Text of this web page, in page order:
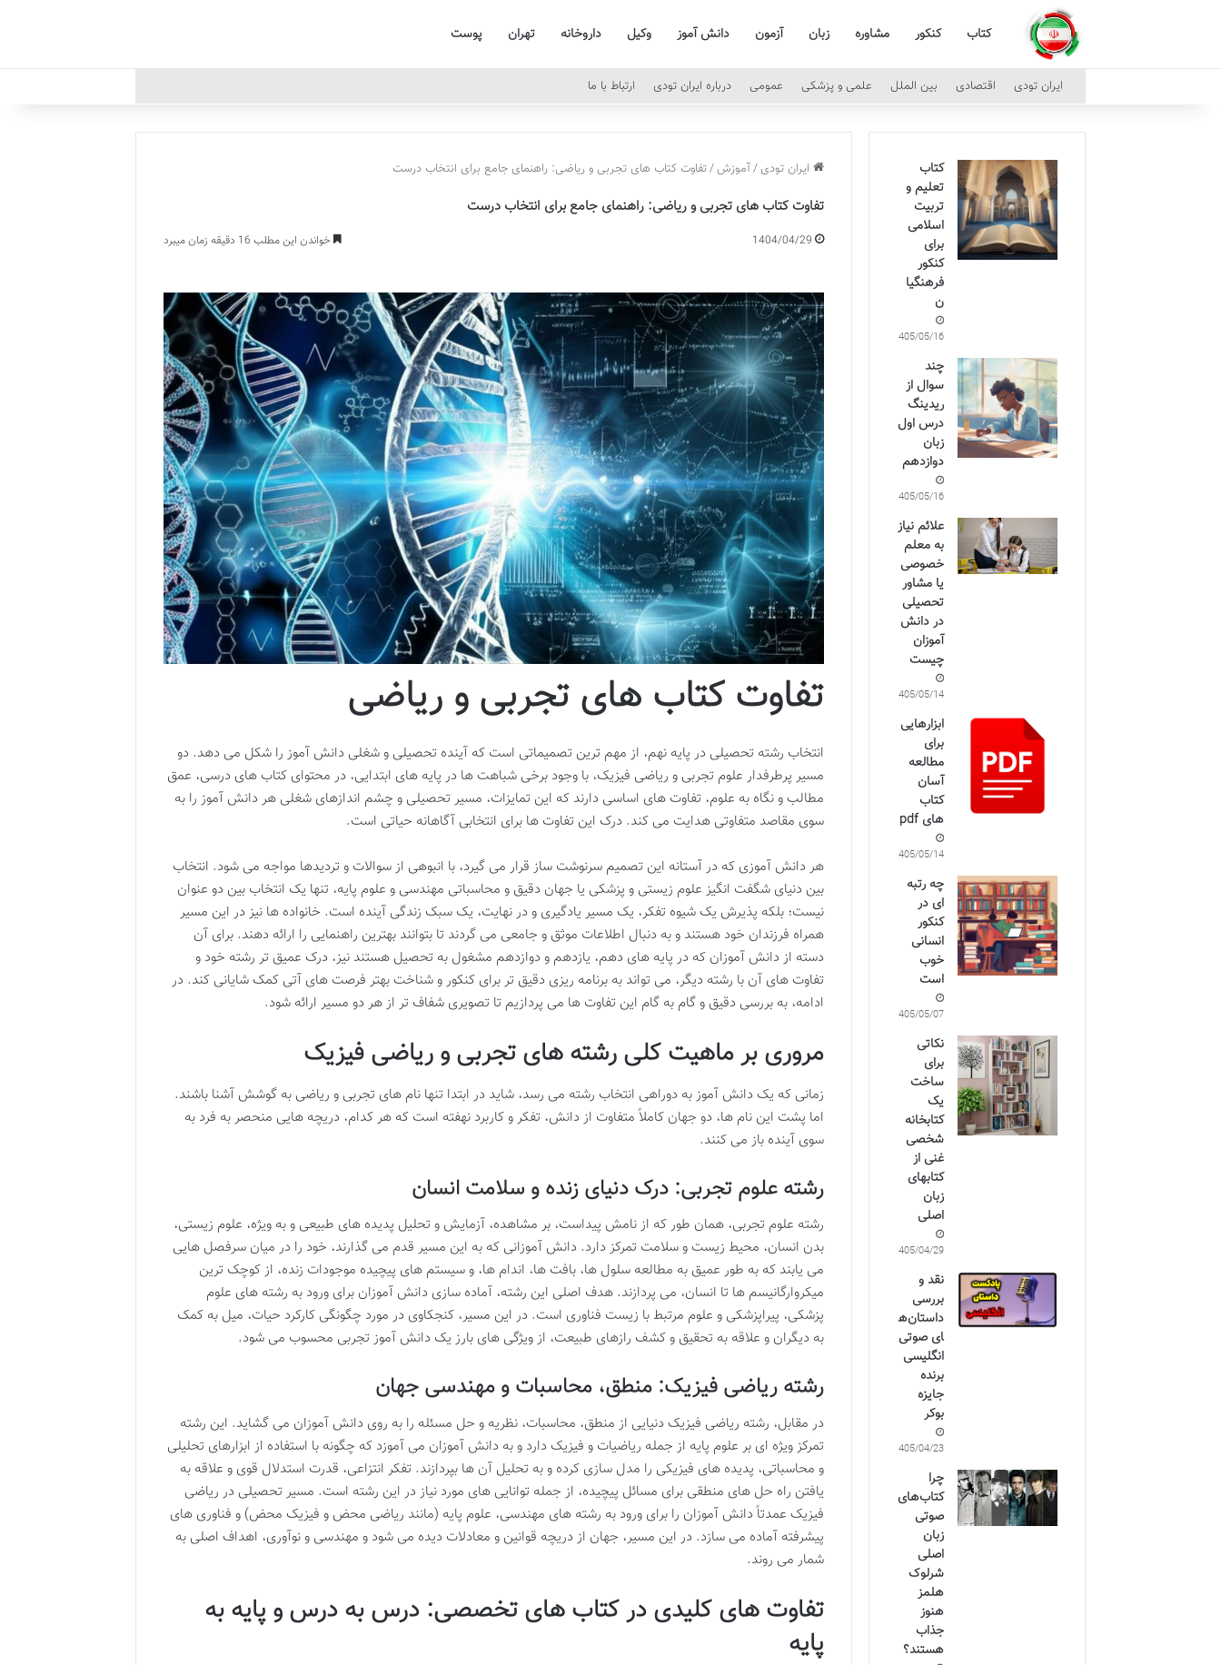
کتاب کنکور مشاوره زبان آزمون دانش آموز وکیل داروخانه تهران پوست
ایران تودی اقتصادی بین الملل علمی و پزشکی عمومی درباره ایران تودی ارتباط با ما
ایران تودی /آموزش /تفاوت کتاب های تجربی و ریاضی: راهنمای جامع برای انتخاب درست
تفاوت کتاب های تجربی و ریاضی: راهنمای جامع برای انتخاب درست
1404/04/29 خواندن این مطلب 16 دقیقه زمان میبرد
تفاوت کتاب های تجربی و ریاضی
انتخاب رشته تحصیلی در پایه نهم، از مهم ترین تصمیماتی است که آینده تحصیلی و شغلی دانش آموز را شکل می دهد. دو
مسیر پرطرفدار علوم تجربی و ریاضی فیزیک، با وجود برخی شباهت ها در پایه های ابتدایی، در محتوای کتاب های درسی، عمق
مطالب و نگاه به علوم، تفاوت های اساسی دارند که این تمایزات، مسیر تحصیلی و چشم اندازهای شغلی هر دانش آموز را به
سوی مقاصد متفاوتی هدایت می کند. درک این تفاوت ها برای انتخابی آگاهانه حیاتی است.
هر دانش آموزی که در آستانه این تصمیم سرنوشت ساز قرار می گیرد، با انبوهی از سوالات و تردیدها مواجه می شود. انتخاب
بین دنیای شگفت انگیز علوم زیستی و پزشکی یا جهان دقیق و محاسباتی مهندسی و علوم پایه، تنها یک انتخاب بین دو عنوان
نیست؛ بلکه پذیرش یک شیوه تفکر، یک مسیر یادگیری و در نهایت، یک سبک زندگی آینده است. خانواده ها نیز در این مسیر
همراه فرزندان خود هستند و به دنبال اطلاعات موثق و جامعی می گردند تا بتوانند بهترین راهنمایی را ارائه دهند. برای آن
دسته از دانش آموزان که در پایه های دهم، یازدهم و دوازدهم مشغول به تحصیل هستند نیز، درک عمیق تر رشته خود و
تفاوت های آن با رشته دیگر، می تواند به برنامه ریزی دقیق تر برای کنکور و شناخت بهتر فرصت های آتی کمک شایانی کند. در
ادامه، به بررسی دقیق و گام به گام این تفاوت ها می پردازیم تا تصویری شفاف تر از هر دو مسیر ارائه شود.
مروری بر ماهیت کلی رشته های تجربی و ریاضی فیزیک
زمانی که یک دانش آموز به دوراهی انتخاب رشته می رسد، شاید در ابتدا تنها نام های تجربی و ریاضی به گوشش آشنا باشند.
اما پشت این نام ها، دو جهان کاملاً متفاوت از دانش، تفکر و کاربرد نهفته است که هر کدام، دریچه هایی منحصر به فرد به
سوی آینده باز می کنند.
رشته علوم تجربی: درک دنیای زنده و سلامت انسان
رشته علوم تجربی، همان طور که از نامش پیداست، بر مشاهده، آزمایش و تحلیل پدیده های طبیعی و به ویژه، علوم زیستی،
بدن انسان، محیط زیست و سلامت تمرکز دارد. دانش آموزانی که به این مسیر قدم می گذارند، خود را در میان سرفصل هایی
می یابند که به طور عمیق به مطالعه سلول ها، بافت ها، اندام ها، و سیستم های پیچیده موجودات زنده، از کوچک ترین
میکروارگانیسم ها تا انسان، می پردازند. هدف اصلی این رشته، آماده سازی دانش آموزان برای ورود به رشته های علوم
پزشکی، پیراپزشکی و علوم مرتبط با زیست فناوری است. در این مسیر، کنجکاوی در مورد چگونگی کارکرد حیات، میل به کمک
به دیگران و علاقه به تحقیق و کشف رازهای طبیعت، از ویژگی های بارز یک دانش آموز تجربی محسوب می شود.
رشته ریاضی فیزیک: منطق، محاسبات و مهندسی جهان
در مقابل، رشته ریاضی فیزیک دنیایی از منطق، محاسبات، نظریه و حل مسئله را به روی دانش آموزان می گشاید. این رشته
تمرکز ویژه ای بر علوم پایه از جمله ریاضیات و فیزیک دارد و به دانش آموزان می آموزد که چگونه با استفاده از ابزارهای تحلیلی
و محاسباتی، پدیده های فیزیکی را مدل سازی کرده و به تحلیل آن ها بپردازند. تفکر انتزاعی، قدرت استدلال قوی و علاقه به
یافتن راه حل های منطقی برای مسائل پیچیده، از جمله توانایی های مورد نیاز در این رشته است. مسیر تحصیلی در ریاضی
فیزیک عمدتاً دانش آموزان را برای ورود به رشته های مهندسی، علوم پایه (مانند ریاضی محض و فیزیک محض) و فناوری های
پیشرفته آماده می سازد. در این مسیر، جهان از دریچه قوانین و معادلات دیده می شود و مهندسی و نوآوری، اهداف اصلی به
شمار می روند.
تفاوت های کلیدی در کتاب های تخصصی: درس به درس و پایه به
پایه
کتاب
تعلیم و
تربیت
اسلامی
برای
کنکور
فرهنگیا
ن
1405/05/16
چند
سوال از
ریدینگ
درس اول
زبان
دوازدهم
1405/05/16
علائم نیاز
به معلم
خصوصی
یا مشاور
تحصیلی
در دانش
آموزان
چیست
1405/05/14
ابزارهایی
برای
مطالعه
آسان
کتاب
های pdf
1405/05/14
چه رتبه
ای در
کنکور
انسانی
خوب
است
1405/05/07
نکاتی
برای
ساخت
یک
کتابخانه
شخصی
غنی از
کتابهای
زبان
اصلی
1405/04/29
نقد و
بررسی
داستان‌ه
ای صوتی
انگلیسی
برنده
جایزه
بوکر
1405/04/23
چرا
کتاب‌های
صوتی
زبان
اصلی
شرلوک
هلمز
هنوز
جذاب
هستند؟